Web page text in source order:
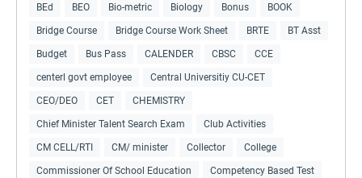
BEd BEO Bio-metric Biology Bonus BOOK
Bridge Course Bridge Course Work Sheet BRTE BT Asst
Budget Bus Pass CALENDER CBSC CCE
centerl govt employee Central Universitiy CU-CET
CEO/DEO CET CHEMISTRY
Chief Minister Talent Search Exam Club Activities
CM CELL/RTI CM/ minister Collector College
Commissioner Of School Education Competency Based Test